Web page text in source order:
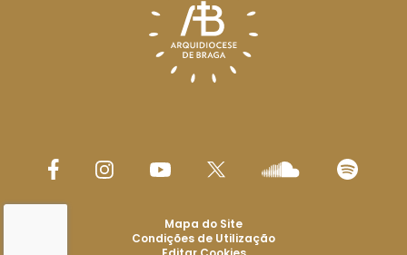
Mapa do Site
Condições de Utilização